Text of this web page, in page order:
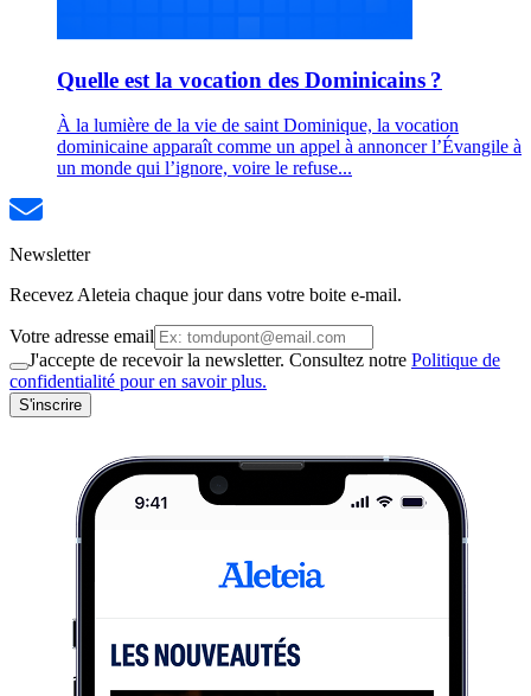
Quelle est la vocation des Dominicains ?
À la lumière de la vie de saint Dominique, la vocation
dominicaine apparaît comme un appel à annoncer l’Évangile à
un monde qui l’ignore, voire le refuse...
Newsletter
Recevez Aleteia chaque jour dans votre boite e-mail.
Votre adresse email
J'accepte de recevoir la newsletter. Consultez notre Politique de
confidentialité pour en savoir plus.
S'inscrire